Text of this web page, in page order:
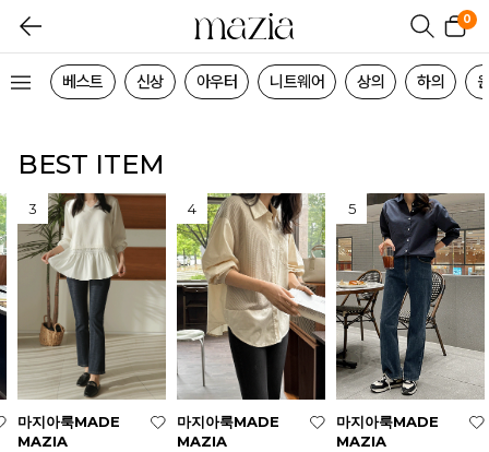
0
베스트 신상 아우터 니트웨어 상의 하의
BEST ITEM
마지아룩MADE
MAZIA
마지아룩MADE
MAZIA
마지아룩MADE
MAZIA